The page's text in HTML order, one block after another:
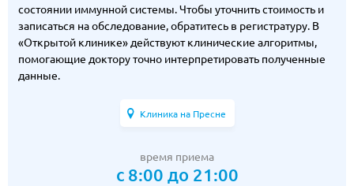
Клиника на Пресне
состоянии иммунной системы. Чтобы уточнить стоимость и
записаться на обследование, обратитесь в регистратуру. В
«Открытой клинике» действуют клинические алгоритмы,
помогающие доктору точно интерпретировать полученные
данные.
время приема
с 8:00 до 21:00